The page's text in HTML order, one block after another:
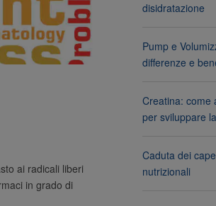
ai radicali liberi
in grado di
disidratazione
Pump e
differenze e
Creatina: come
per sviluppare
Caduta dei
nutrizionali